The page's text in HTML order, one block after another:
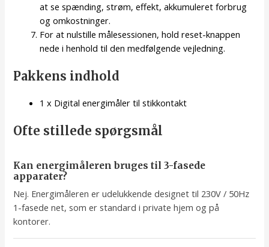
at se spænding, strøm, effekt, akkumuleret forbrug
og omkostninger.
For at nulstille målesessionen, hold reset-knappen
nede i henhold til den medfølgende vejledning.
Pakkens indhold
1 x Digital energimåler til stikkontakt
Ofte stillede spørgsmål
Kan energimåleren bruges til 3-fasede
apparater?
Nej. Energimåleren er udelukkende designet til 230V / 50Hz
1-fasede net, som er standard i private hjem og på
kontorer.